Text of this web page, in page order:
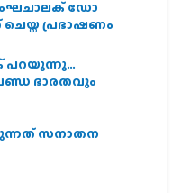
ഡോ
പ്രഭാഷണം
പറയുന്നു…
ഭാരതവും
സനാതന